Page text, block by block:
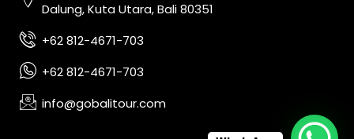
Dalung, Kuta Utara, Bali 80351
+62 812-4671-703
+62 812-4671-703
info@gobalitour.com